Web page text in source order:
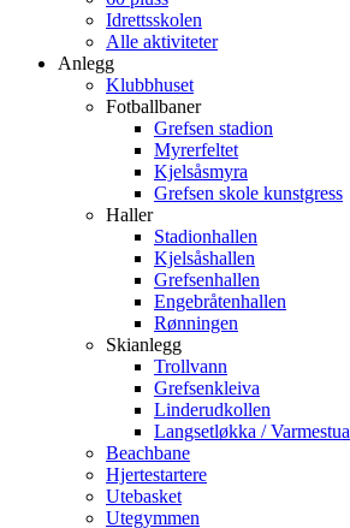
Idrettsskolen
Alle aktiviteter
Anlegg
Klubbhuset
Fotballbaner
Grefsen stadion
Myrerfeltet
Kjelsåsmyra
Grefsen skole kunstgress
Haller
Stadionhallen
Kjelsåshallen
Grefsenhallen
Engebråtenhallen
Rønningen
Skianlegg
Trollvann
Grefsenkleiva
Linderudkollen
Langsetløkka / Varmestua
Beachbane
Hjertestartere
Utebasket
Utegymmen